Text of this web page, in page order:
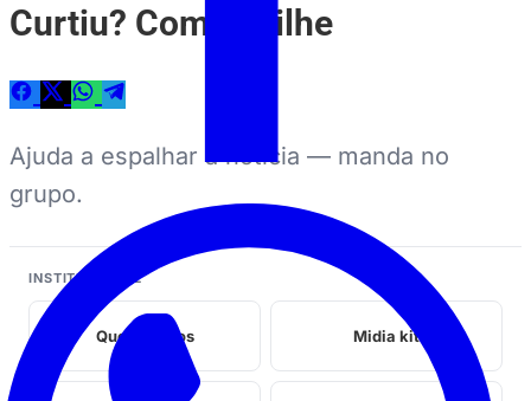
Curtiu? Compartilhe
Ajuda a espalhar a notícia — manda no
grupo.
INSTITUCIONAL
Quem somos Midia kit